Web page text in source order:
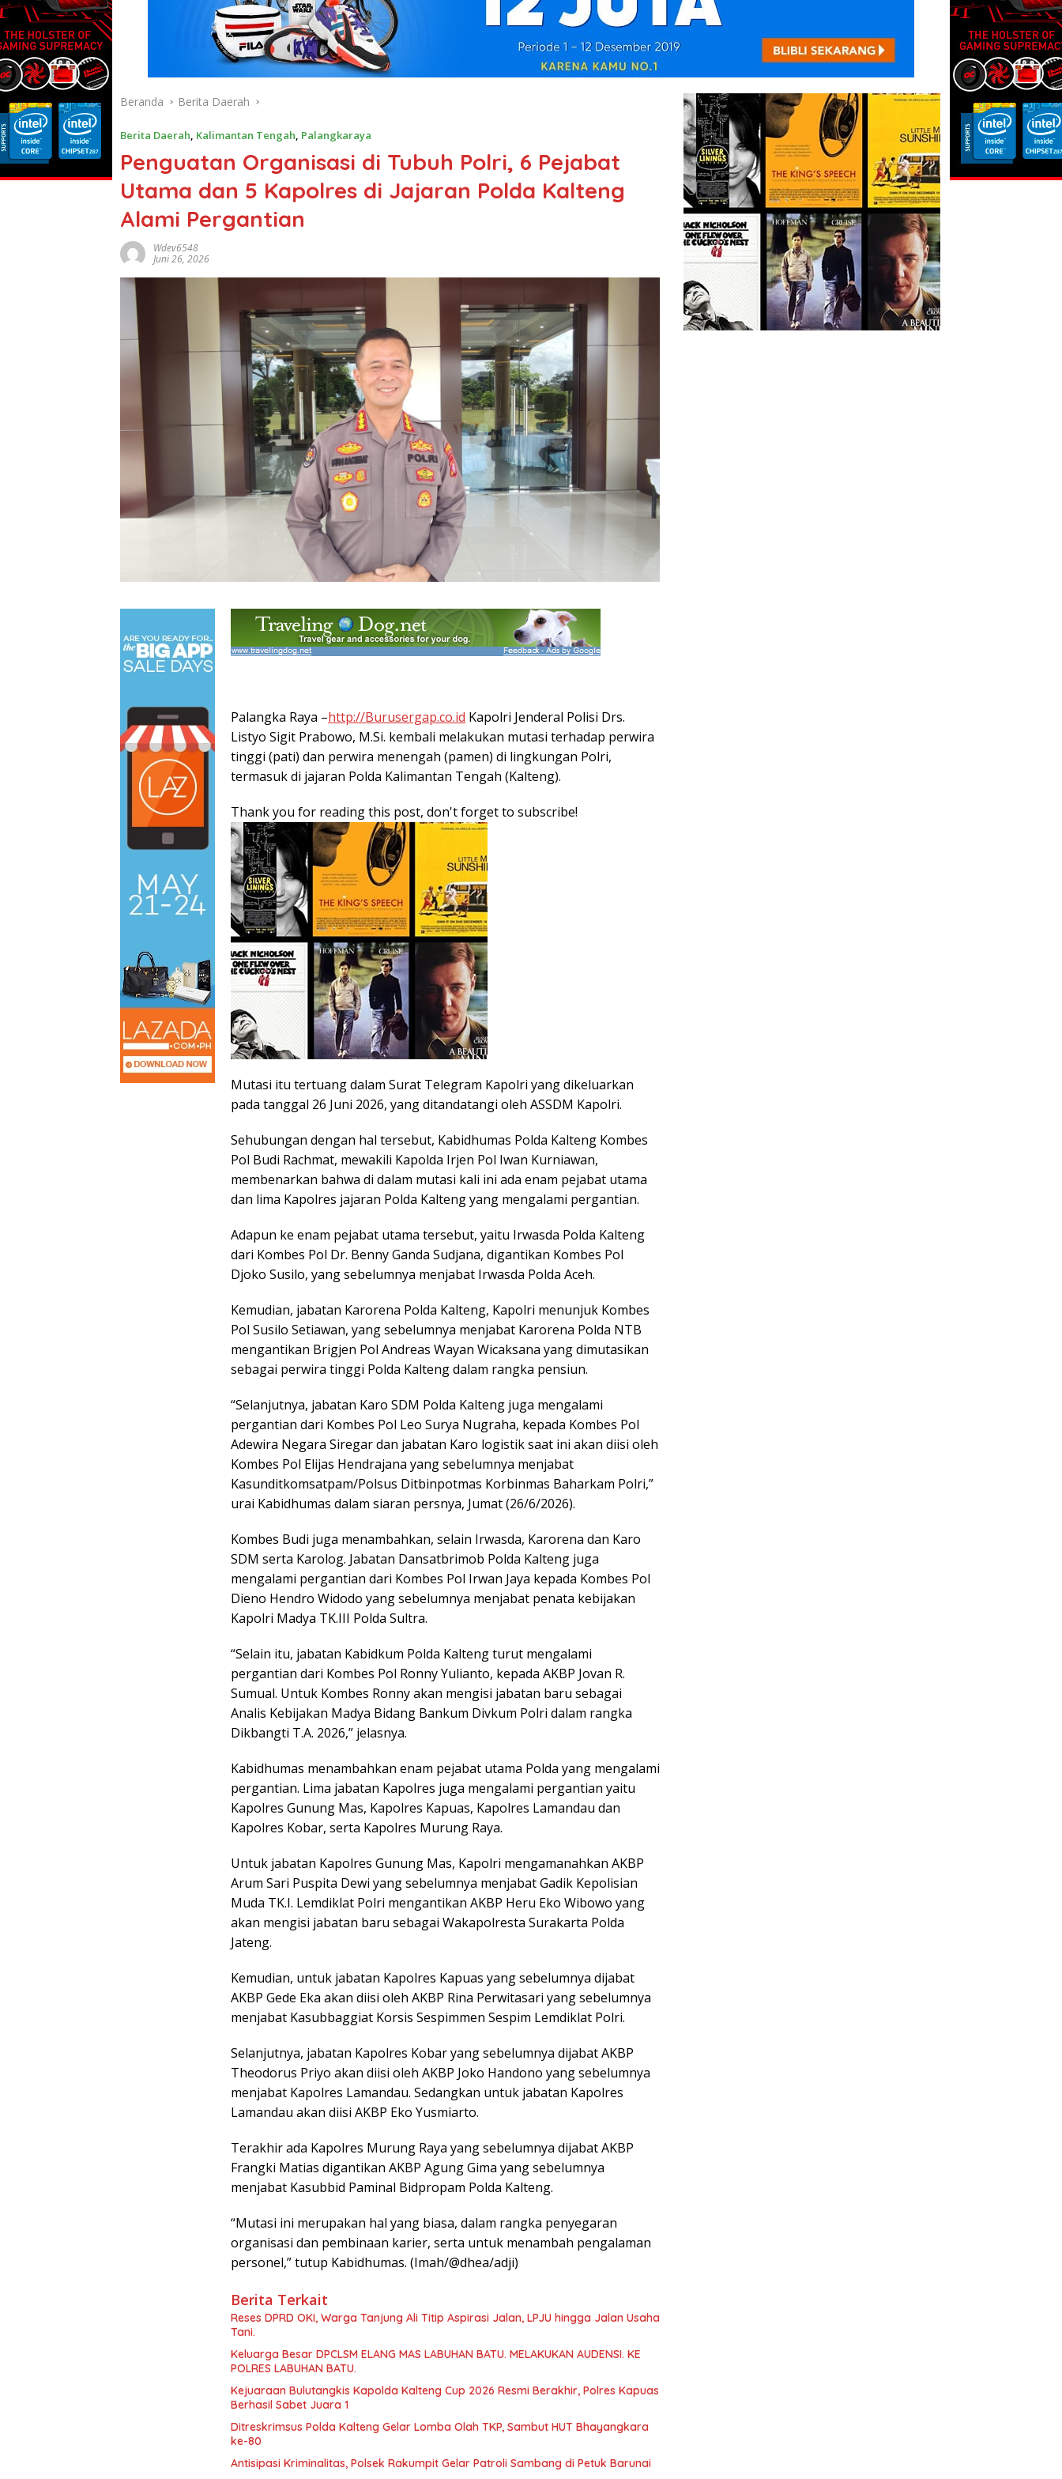
Beranda Berita Daerah
Berita Daerah, Kalimantan Tengah, Palangkaraya
Penguatan Organisasi di Tubuh Polri, 6 Pejabat
Utama dan 5 Kapolres di Jajaran Polda Kalteng
Alami Pergantian
Wdev6548
Juni 26, 2026
Palangka Raya –http://Burusergap.co.id Kapolri Jenderal Polisi Drs.
Listyo Sigit Prabowo, M.Si. kembali melakukan mutasi terhadap perwira
tinggi (pati) dan perwira menengah (pamen) di lingkungan Polri,
termasuk di jajaran Polda Kalimantan Tengah (Kalteng).
Thank you for reading this post, don't forget to subscribe!
Mutasi itu tertuang dalam Surat Telegram Kapolri yang dikeluarkan
pada tanggal 26 Juni 2026, yang ditandatangi oleh ASSDM Kapolri.
Sehubungan dengan hal tersebut, Kabidhumas Polda Kalteng Kombes
Pol Budi Rachmat, mewakili Kapolda Irjen Pol Iwan Kurniawan,
membenarkan bahwa di dalam mutasi kali ini ada enam pejabat utama
dan lima Kapolres jajaran Polda Kalteng yang mengalami pergantian.
Adapun ke enam pejabat utama tersebut, yaitu Irwasda Polda Kalteng
dari Kombes Pol Dr. Benny Ganda Sudjana, digantikan Kombes Pol
Djoko Susilo, yang sebelumnya menjabat Irwasda Polda Aceh.
Kemudian, jabatan Karorena Polda Kalteng, Kapolri menunjuk Kombes
Pol Susilo Setiawan, yang sebelumnya menjabat Karorena Polda NTB
mengantikan Brigjen Pol Andreas Wayan Wicaksana yang dimutasikan
sebagai perwira tinggi Polda Kalteng dalam rangka pensiun.
“Selanjutnya, jabatan Karo SDM Polda Kalteng juga mengalami
pergantian dari Kombes Pol Leo Surya Nugraha, kepada Kombes Pol
Adewira Negara Siregar dan jabatan Karo logistik saat ini akan diisi oleh
Kombes Pol Elijas Hendrajana yang sebelumnya menjabat
Kasunditkomsatpam/Polsus Ditbinpotmas Korbinmas Baharkam Polri,”
urai Kabidhumas dalam siaran persnya, Jumat (26/6/2026).
Kombes Budi juga menambahkan, selain Irwasda, Karorena dan Karo
SDM serta Karolog. Jabatan Dansatbrimob Polda Kalteng juga
mengalami pergantian dari Kombes Pol Irwan Jaya kepada Kombes Pol
Dieno Hendro Widodo yang sebelumnya menjabat penata kebijakan
Kapolri Madya TK.III Polda Sultra.
“Selain itu, jabatan Kabidkum Polda Kalteng turut mengalami
pergantian dari Kombes Pol Ronny Yulianto, kepada AKBP Jovan R.
Sumual. Untuk Kombes Ronny akan mengisi jabatan baru sebagai
Analis Kebijakan Madya Bidang Bankum Divkum Polri dalam rangka
Dikbangti T.A. 2026,” jelasnya.
Kabidhumas menambahkan enam pejabat utama Polda yang mengalami
pergantian. Lima jabatan Kapolres juga mengalami pergantian yaitu
Kapolres Gunung Mas, Kapolres Kapuas, Kapolres Lamandau dan
Kapolres Kobar, serta Kapolres Murung Raya.
Untuk jabatan Kapolres Gunung Mas, Kapolri mengamanahkan AKBP
Arum Sari Puspita Dewi yang sebelumnya menjabat Gadik Kepolisian
Muda TK.I. Lemdiklat Polri mengantikan AKBP Heru Eko Wibowo yang
akan mengisi jabatan baru sebagai Wakapolresta Surakarta Polda
Jateng.
Kemudian, untuk jabatan Kapolres Kapuas yang sebelumnya dijabat
AKBP Gede Eka akan diisi oleh AKBP Rina Perwitasari yang sebelumnya
menjabat Kasubbaggiat Korsis Sespimmen Sespim Lemdiklat Polri.
Selanjutnya, jabatan Kapolres Kobar yang sebelumnya dijabat AKBP
Theodorus Priyo akan diisi oleh AKBP Joko Handono yang sebelumnya
menjabat Kapolres Lamandau. Sedangkan untuk jabatan Kapolres
Lamandau akan diisi AKBP Eko Yusmiarto.
Terakhir ada Kapolres Murung Raya yang sebelumnya dijabat AKBP
Frangki Matias digantikan AKBP Agung Gima yang sebelumnya
menjabat Kasubbid Paminal Bidpropam Polda Kalteng.
“Mutasi ini merupakan hal yang biasa, dalam rangka penyegaran
organisasi dan pembinaan karier, serta untuk menambah pengalaman
personel,” tutup Kabidhumas. (Imah/@dhea/adji)
Berita Terkait
Reses DPRD OKI, Warga Tanjung Ali Titip Aspirasi Jalan, LPJU hingga Jalan Usaha
Tani.
Keluarga Besar DPCLSM ELANG MAS LABUHAN BATU. MELAKUKAN AUDENSI. KE
POLRES LABUHAN BATU.
Kejuaraan Bulutangkis Kapolda Kalteng Cup 2026 Resmi Berakhir, Polres Kapuas
Berhasil Sabet Juara 1
Ditreskrimsus Polda Kalteng Gelar Lomba Olah TKP, Sambut HUT Bhayangkara
ke-80
Antisipasi Kriminalitas, Polsek Rakumpit Gelar Patroli Sambang di Petuk Barunai